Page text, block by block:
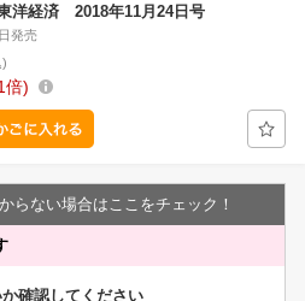
洋経済 2018年11月24日号
発売
倍
らない場合はここをチェック！
確認してください